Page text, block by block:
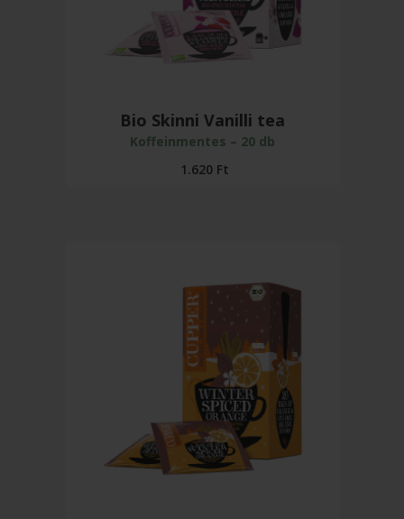
Bio Skinni Vanilli tea
Koffeinmentes – 20 db
1.620 Ft